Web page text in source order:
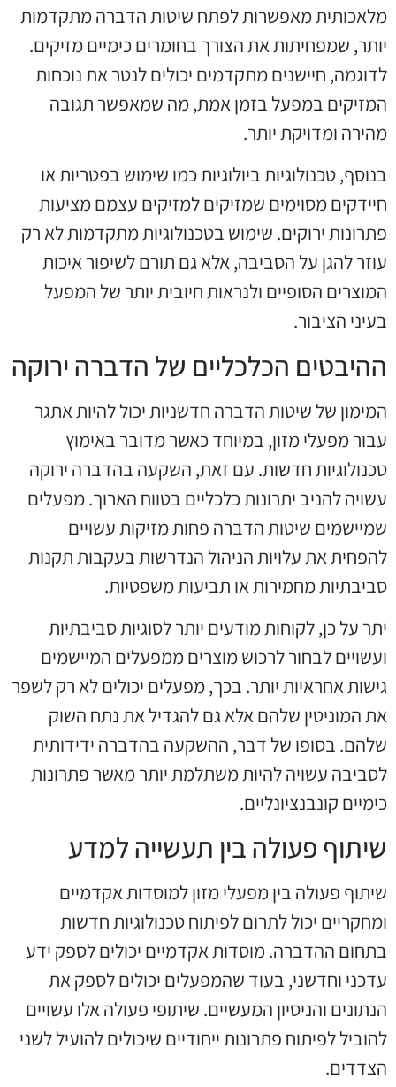
מלאכותית מאפשרות לפתח שיטות הדברה מתקדמות
יותר, שמפחיתות את הצורך בחומרים כימיים מזיקים.
לדוגמה, חיישנים מתקדמים יכולים לנטר את נוכחות
המזיקים במפעל בזמן אמת, מה שמאפשר תגובה
מהירה ומדויקת יותר.
בנוסף, טכנולוגיות ביולוגיות כמו שימוש בפטריות או
חיידקים מסוימים שמזיקים למזיקים עצמם מציעות
פתרונות ירוקים. שימוש בטכנולוגיות מתקדמות לא רק
עוזר להגן על הסביבה, אלא גם תורם לשיפור איכות
המוצרים הסופיים ולנראות חיובית יותר של המפעל
בעיני הציבור.
ההיבטים הכלכליים של הדברה ירוקה
המימון של שיטות הדברה חדשניות יכול להיות אתגר
עבור מפעלי מזון, במיוחד כאשר מדובר באימוץ
טכנולוגיות חדשות. עם זאת, השקעה בהדברה ירוקה
עשויה להניב יתרונות כלכליים בטווח הארוך. מפעלים
שמיישמים שיטות הדברה פחות מזיקות עשויים
להפחית את עלויות הניהול הנדרשות בעקבות תקנות
סביבתיות מחמירות או תביעות משפטיות.
יתר על כן, לקוחות מודעים יותר לסוגיות סביבתיות
ועשויים לבחור לרכוש מוצרים ממפעלים המיישמים
גישות אחראיות יותר. בכך, מפעלים יכולים לא רק לשפר
את המוניטין שלהם אלא גם להגדיל את נתח השוק
שלהם. בסופו של דבר, ההשקעה בהדברה ידידותית
לסביבה עשויה להיות משתלמת יותר מאשר פתרונות
כימיים קונבנציונליים.
שיתוף פעולה בין תעשייה למדע
שיתוף פעולה בין מפעלי מזון למוסדות אקדמיים
ומחקריים יכול לתרום לפיתוח טכנולוגיות חדשות
בתחום ההדברה. מוסדות אקדמיים יכולים לספק ידע
עדכני וחדשני, בעוד שהמפעלים יכולים לספק את
הנתונים והניסיון המעשיים. שיתופי פעולה אלו עשויים
להוביל לפיתוח פתרונות ייחודיים שיכולים להועיל לשני
הצדדים.